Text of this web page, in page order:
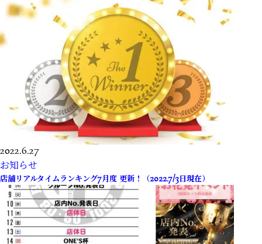
2022.6.27
お知らせ
店舗リアルタイムランキング7月度 更新！（2022.7/3日現在）